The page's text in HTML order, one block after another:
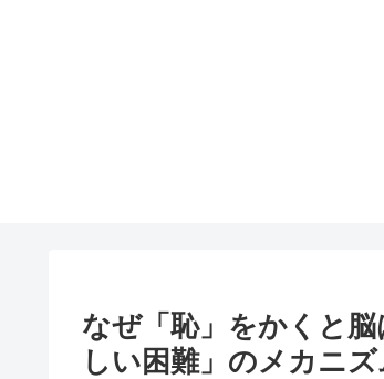
なぜ「恥」をかくと
しい困難」のメカニズ